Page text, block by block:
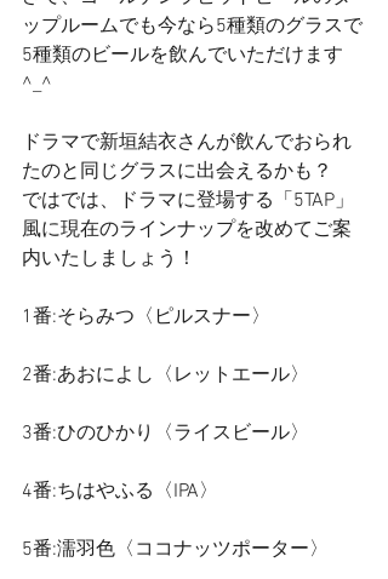
ップルームでも今なら5種類のグラスで
5種類のビールを飲んでいただけます
^_^
ドラマで新垣結衣さんが飲んでおられ
たのと同じグラスに出会えるかも？
ではでは、ドラマに登場する「5TAP」
風に現在のラインナップを改めてご案
内いたしましょう！
1番:そらみつ〈ピルスナー〉
2番:あおによし〈レットエール〉
3番:ひのひかり〈ライスビール〉
4番:ちはやふる〈IPA〉
5番:濡羽色〈ココナッツポーター〉